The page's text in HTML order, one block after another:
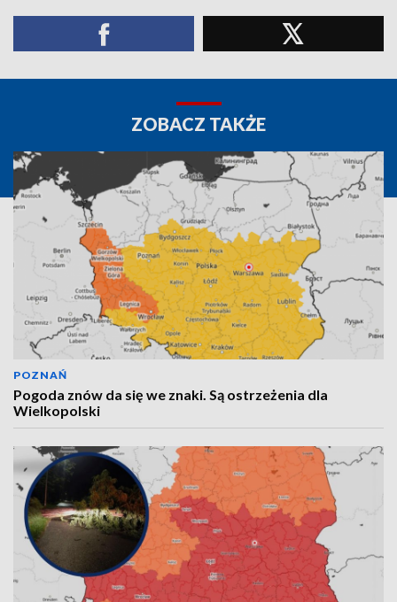
ZOBACZ TAKŻE
POZNAŃ
Pogoda znów da się we znaki. Są ostrzeżenia dla
Wielkopolski